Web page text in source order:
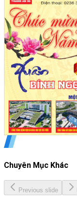
Chuyên Mục Khác
Previous slide